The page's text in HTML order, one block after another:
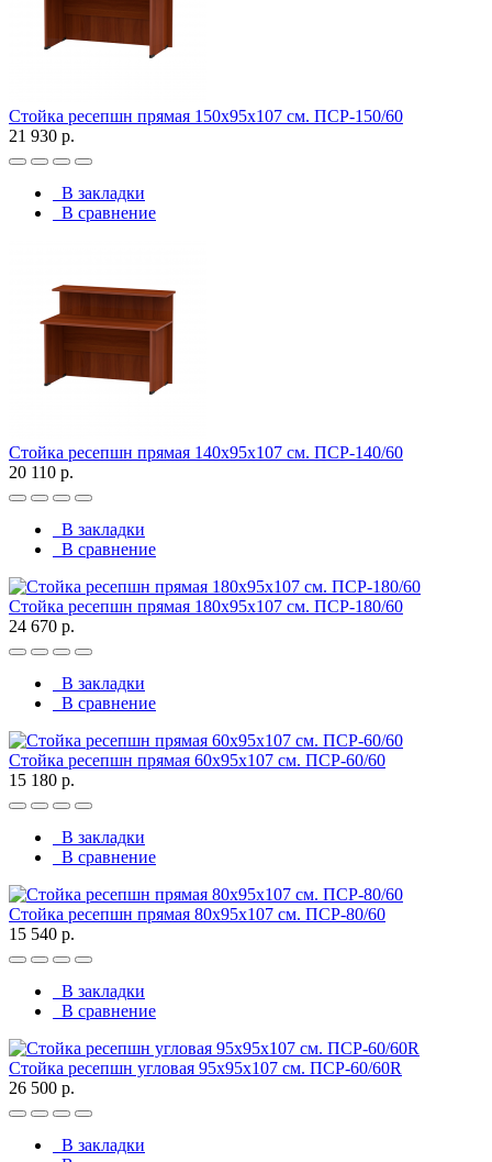
Стойка ресепшн прямая 150х95х107 см. ПСР-150/60
21 930 р.
В закладки
В сравнение
Стойка ресепшн прямая 140х95х107 см. ПСР-140/60
20 110 р.
В закладки
В сравнение
Стойка ресепшн прямая 180х95х107 см. ПСР-180/60
24 670 р.
В закладки
В сравнение
Стойка ресепшн прямая 60х95х107 см. ПСР-60/60
15 180 р.
В закладки
В сравнение
Стойка ресепшн прямая 80х95х107 см. ПСР-80/60
15 540 р.
В закладки
В сравнение
Стойка ресепшн угловая 95х95х107 см. ПСР-60/60R
26 500 р.
В закладки